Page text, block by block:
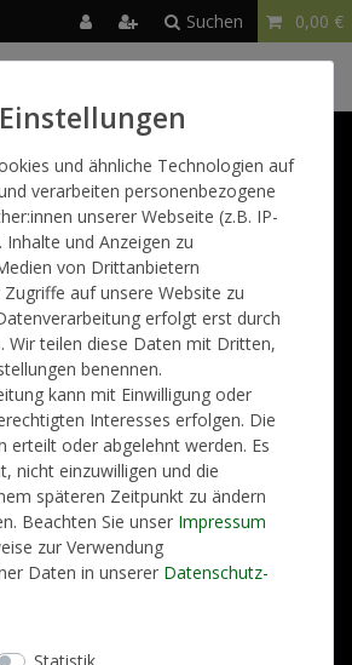
Suchen 0,00 €
Montag bis Freitag von 09:00 -
gerne auch unser Kontaktformular.
nutzen wir rapidmail. Mit Ihrer
dass die eingegebenen Daten an rapidmail
Sie bitte deren
und ähnliche Technologien auf
verarbeiten personenbezogene
unserer Webseite (z.B. IP-
Inhalte und Anzeigen zu
von Drittanbietern
auf unsere Website zu
erfolgt erst durch
Wir teilen diese Daten mit Dritten,
benennen.
kann mit Einwilligung oder
Interesses erfolgen. Die
erteilt oder abgelehnt werden. Es
nicht einzuwilligen und die
späteren Zeitpunkt zu ändern
Beachten Sie unser Impressum
zur Verwendung
Daten in unserer Daten­schutz­